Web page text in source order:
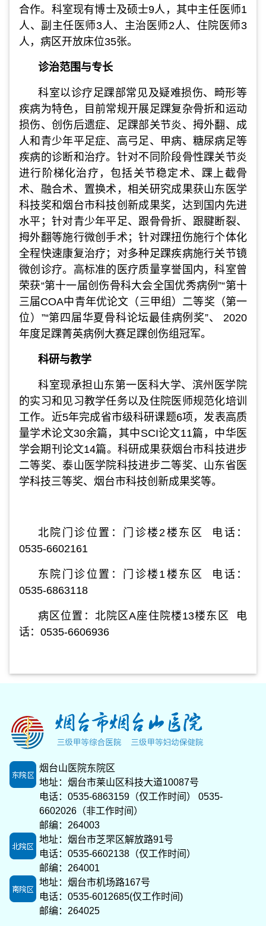
合作。科室现有博士及硕士9人，其中主任医师1
人、副主任医师3人、主治医师2人、住院医师3
人，病区开放床位35张。
诊治范围与专长
科室以诊疗足踝部常见及疑难损伤、畸形等
疾病为特色，目前常规开展足踝复杂骨折和运动
损伤、创伤后遗症、足踝部关节炎、拇外翻、成
人和青少年平足症、高弓足、甲病、糖尿病足等
疾病的诊断和治疗。针对不同阶段骨性踝关节炎
进行阶梯化治疗，包括关节稳定术、踝上截骨
术、融合术、置换术，相关研究成果获山东医学
科技奖和烟台市科技创新成果奖，达到国内先进
水平；针对青少年平足、跟骨骨折、跟腱断裂、
拇外翻等施行微创手术；针对踝扭伤施行个体化
全程快速康复治疗；对多种足踝疾病施行关节镜
微创诊疗。高标准的医疗质量享誉国内，科室曾
荣获“第十一届创伤骨科大会全国优秀病例”“第十
三届COA中青年优论文（三甲组）二等奖（第一
位）”“第四届华夏骨科论坛最佳病例奖”、 2020
年度足踝菁英病例大赛足踝创伤组冠军。
科研与教学
科室现承担山东第一医科大学、滨州医学院
的实习和见习教学任务以及住院医师规范化培训
工作。近5年完成省市级科研课题6项，发表高质
量学术论文30余篇，其中SCI论文11篇，中华医
学会期刊论文14篇。科研成果获烟台市科技进步
二等奖、泰山医学院科技进步二等奖、山东省医
学科技三等奖、烟台市科技创新成果奖等。
北院门诊位置：门诊楼2楼东区 电话：
0535-6602161
东院门诊位置：门诊楼1楼东区 电话：
0535-6863118
病区位置：北院区A座住院楼13楼东区 电
话：0535-6606936
烟台山医院东院区
地址：烟台市莱山区科技大道10087号
电话：0535-6863159（仅工作时间） 0535-
6602026（非工作时间）
邮编：264003
地址：烟台市芝罘区解放路91号
电话：0535-6602138（仅工作时间）
邮编：264001
地址：烟台市机场路167号
电话：0535-6012685(仅工作时间)
邮编：264025